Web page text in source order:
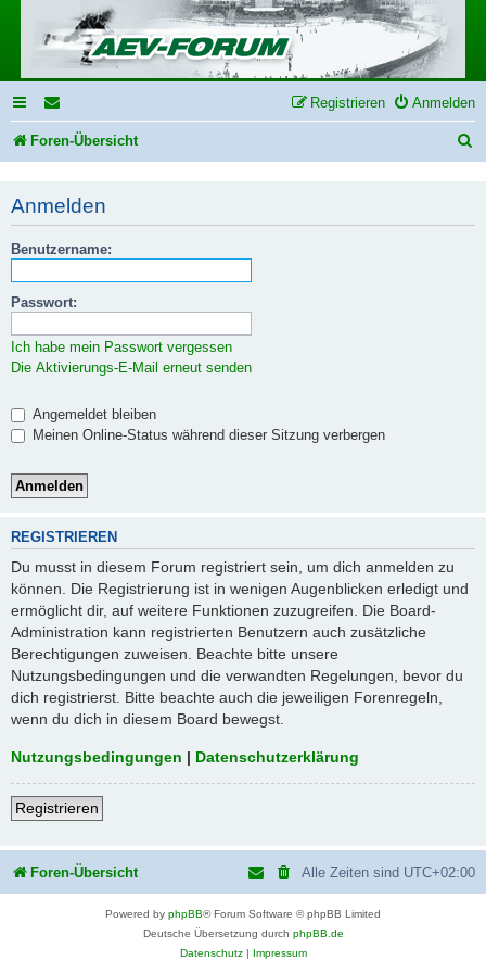
Anmelden
Registrieren
Foren-Übersicht
Anmelden
Benutzername:
Passwort:
Ich habe mein Passwort vergessen
Die Aktivierungs-E-Mail erneut senden
Angemeldet bleiben
Meinen Online-Status während dieser Sitzung verbergen
REGISTRIEREN
Du musst in diesem Forum registriert sein, um dich anmelden zu
können. Die Registrierung ist in wenigen Augenblicken erledigt und
ermöglicht dir, auf weitere Funktionen zuzugreifen. Die Board-
Administration kann registrierten Benutzern auch zusätzliche
Berechtigungen zuweisen. Beachte bitte unsere
Nutzungsbedingungen und die verwandten Regelungen, bevor du
dich registrierst. Bitte beachte auch die jeweiligen Forenregeln,
wenn du dich in diesem Board bewegst.
Nutzungsbedingungen | Datenschutzerklärung
Registrieren
Foren-Übersicht Alle Zeiten sind UTC+02:00
Powered by phpBB® Forum Software © phpBB Limited
Deutsche Übersetzung durch phpBB.de
Datenschutz| Impressum